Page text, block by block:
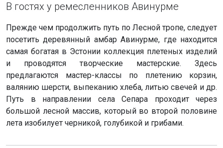
В гостях у ремесленников Авинурме
Прежде чем продолжить путь по Лесной тропе, следует
посетить деревянный амбар Авинурме, где находится
самая богатая в Эстонии коллекция плетеных изделий
и проводятся творческие мастерские. Здесь
предлагаются мастер-классы по плетению корзин,
валянию шерсти, выпеканию хлеба, литью свечей и др.
Путь в направлении села Сепара проходит через
большой лесной массив, который во второй половине
лета изобилует черникой, голубикой и грибами.